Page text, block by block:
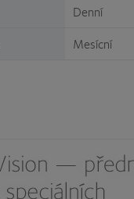
Denní
Mesícní